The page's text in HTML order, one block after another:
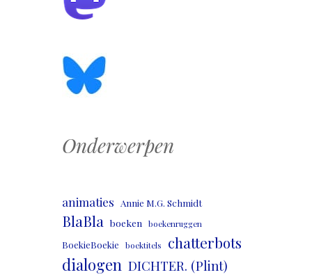
Onderwerpen
animaties Annie M.G. Schmidt
BlaBla boeken boekenruggen
BoekieBoekie boektitels chatterbots
dialogen DICHTER. (Plint)